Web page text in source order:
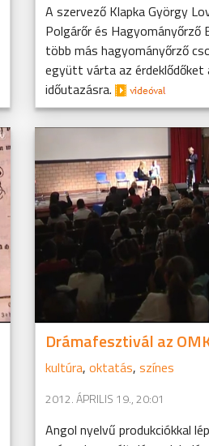
A szervező Klapka György
Polgárőr és Hagyományőrző
több más hagyományőrző
együtt várta az érdeklődőket
időutazásra.
Drámafesztivál az
kultúra, oktatás, színes
2012. ÁPRILIS 19., 20:01
Angol nyelvű produkciókkal